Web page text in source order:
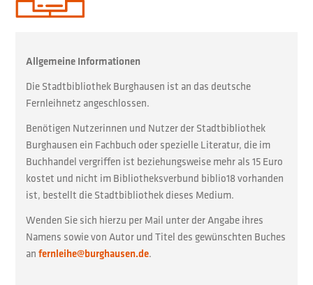
Allgemeine Informationen
Die Stadtbibliothek Burghausen ist an das deutsche
Fernleihnetz angeschlossen.
Benötigen Nutzerinnen und Nutzer der Stadtbibliothek
Burghausen ein Fachbuch oder spezielle Literatur, die im
Buchhandel vergriffen ist beziehungsweise mehr als 15 Euro
kostet und nicht im Bibliotheksverbund biblio18 vorhanden
ist, bestellt die Stadtbibliothek dieses Medium.
Wenden Sie sich hierzu per Mail unter der Angabe ihres
Namens sowie von Autor und Titel des gewünschten Buches
anfernleihe@burghausen.de.